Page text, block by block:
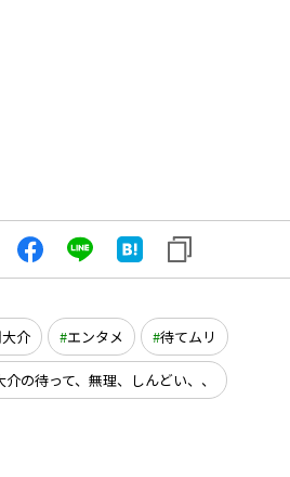
介 エンタメ 待てムリ
の待って、無理、しんどい、、